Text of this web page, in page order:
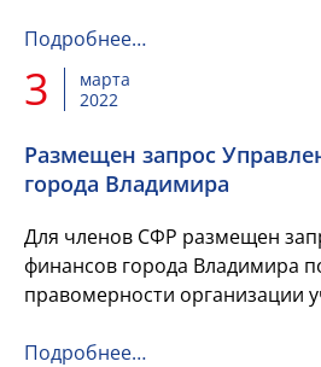
году.
Подробнее…
3
марта
2022
Размещен запрос
города Владимира
Для членов СФР размещен
финансов города Владимира
правомерности организации
соответствии с п.4 ст.242.2
Подробнее…